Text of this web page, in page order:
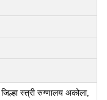
जिल्हा स्त्री रुग्णालय अकोला,